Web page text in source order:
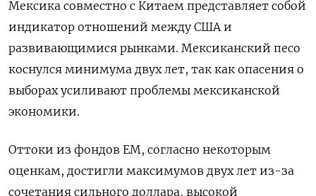
Мексика совместно с Китаем представляет собой
индикатор отношений между США и
развивающимися рынками. Мексиканский песо
коснулся минимума двух лет, так как опасения о
выборах усиливают проблемы мексиканской
экономики.
Оттоки из фондов EM, согласно некоторым
оценкам, достигли максимумов двух лет из-за
сочетания сильного доллара, высокой